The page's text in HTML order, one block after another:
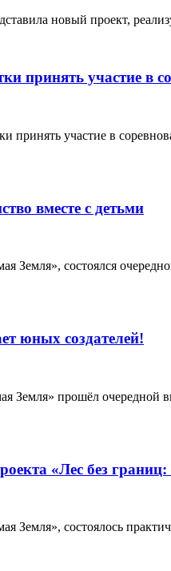
новый проект,
принять участие в
принять участие в
вместе с детьми
Земля», состоялся
юных создателей!
Земля» прошёл
«Лес без
Земля», состоялось